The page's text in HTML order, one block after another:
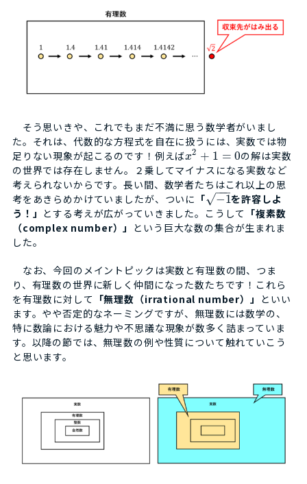
そう思いきや、これでもまだ不満に思う数学者がいまし
た。それは、代数的な方程式を自在に扱うには、実数では物
足りない現象が起こるのです！例えばx2 + 1 = 0の解は実数
の世界では存在しません。２乗してマイナスになる実数など
考えられないからです。長い間、数学者たちはこれ以上の思
考をあきらめかけていましたが、ついに 「 −1
−−
−
√
を許容しよ
う！」 とする考えが広がっていきました。こうして 「複素数
（complex number）」 という巨大な数の集合が生まれま
した。
なお、今回のメイントピックは実数と有理数の間、つま
り、有理数の世界に新しく仲間になった数たちです！これら
を有理数に対して 「無理数（irrational number）」 といい
ます。やや否定的なネーミングですが、無理数には数学の、
特に数論における魅力や不思議な現象が数多く詰まっていま
す。以降の節では、無理数の例や性質について触れていこう
と思います。